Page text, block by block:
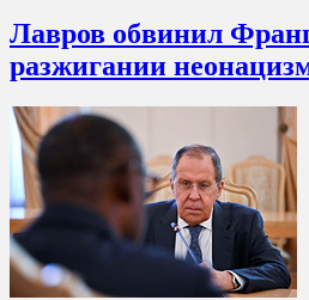
Лавров обвинил
разжигании